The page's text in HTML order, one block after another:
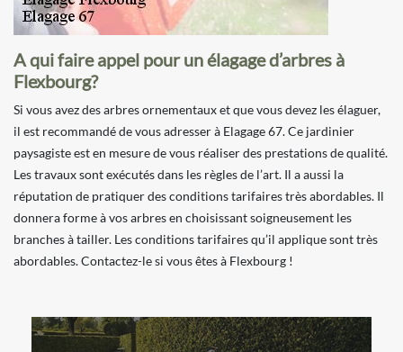
A qui faire appel pour un élagage d’arbres à
Flexbourg?
Si vous avez des arbres ornementaux et que vous devez les élaguer,
il est recommandé de vous adresser à Elagage 67. Ce jardinier
paysagiste est en mesure de vous réaliser des prestations de qualité.
Les travaux sont exécutés dans les règles de l’art. Il a aussi la
réputation de pratiquer des conditions tarifaires très abordables. Il
donnera forme à vos arbres en choisissant soigneusement les
branches à tailler. Les conditions tarifaires qu’il applique sont très
abordables. Contactez-le si vous êtes à Flexbourg !